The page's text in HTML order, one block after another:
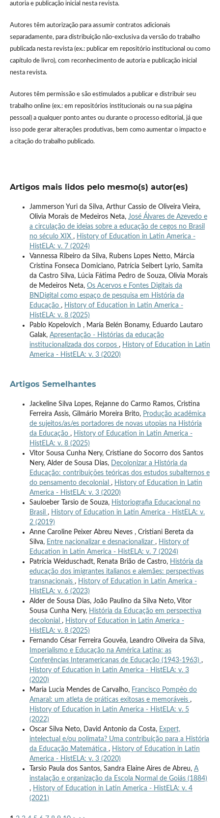
autoria e publicação inicial nesta revista.
Autores têm autorização para assumir contratos adicionais
separadamente, para distribuição não-exclusiva da versão do trabalho
publicada nesta revista (ex.: publicar em repositório institucional ou como
capítulo de livro), com reconhecimento de autoria e publicação inicial
nesta revista.
Autores têm permissão e são estimulados a publicar e distribuir seu
trabalho online (ex.: em repositórios institucionais ou na sua página
pessoal) a qualquer ponto antes ou durante o processo editorial, já que
isso pode gerar alterações produtivas, bem como aumentar o impacto e
a citação do trabalho publicado.
Artigos mais lidos pelo mesmo(s) autor(es)
Jammerson Yuri da Silva, Arthur Cassio de Oliveira Vieira,
Olivia Morais de Medeiros Neta, José Álvares de Azevedo e
a circulação de ideias sobre a educação de cegos no Brasil
no século XIX , History of Education in Latin America -
HistELA: v. 7 (2024)
Vannessa Ribeiro da Silva, Rubens Lopes Netto, Márcia
Cristina Fonseca Domiciano, Patrícia Seibert Lyrio, Samita
da Castro Silva, Lúcia Fátima Pedro de Souza, Olivia Morais
de Medeiros Neta, Os Acervos e Fontes Digitais da
BNDigital como espaço de pesquisa em História da
Educação , History of Education in Latin America -
HistELA: v. 8 (2025)
Pablo Kopelovich , María Belén Bonamy, Eduardo Lautaro
Galak, Apresentação - Histórias da educação
institucionalizada dos corpos , History of Education in Latin
America - HistELA: v. 3 (2020)
Artigos Semelhantes
Jackeline Silva Lopes, Rejanne do Carmo Ramos, Cristina
Ferreira Assis, Gilmário Moreira Brito, Produção acadêmica
de sujeitos/as/es portadores de novas utopias na História
da Educação , History of Education in Latin America -
HistELA: v. 8 (2025)
Vitor Sousa Cunha Nery, Cristiane do Socorro dos Santos
Nery, Alder de Sousa Dias, Decolonizar a História da
Educação: contribuições teóricas dos estudos subalternos e
do pensamento decolonial , History of Education in Latin
America - HistELA: v. 3 (2020)
Sauloeber Tarsio de Souza, Historiografia Educacional no
Brasil , History of Education in Latin America - HistELA: v.
2 (2019)
Anne Caroline Peixer Abreu Neves , Cristiani Bereta da
Silva, Entre nacionalizar e desnacionalizar , History of
Education in Latin America - HistELA: v. 7 (2024)
Patrícia Weiduschadt, Renata Brião de Castro, História da
educação dos imigrantes italianos e alemães: perspectivas
transnacionais , History of Education in Latin America -
HistELA: v. 6 (2023)
Alder de Sousa Dias, João Paulino da Silva Neto, Vitor
Sousa Cunha Nery, História da Educação em perspectiva
decolonial , History of Education in Latin America -
HistELA: v. 8 (2025)
Fernando César Ferreira Gouvêa, Leandro Oliveira da Silva,
Imperialismo e Educação na América Latina: as
Conferências Interamericanas de Educação (1943-1963) ,
History of Education in Latin America - HistELA: v. 3
(2020)
Maria Lucia Mendes de Carvalho, Francisco Pompêo do
Amaral: um atleta de práticas exitosas e memoráveis ,
History of Education in Latin America - HistELA: v. 5
(2022)
Oscar Silva Neto, David Antonio da Costa, Expert,
intelectual e/ou polímata? Uma contribuição para a História
da Educação Matemática , History of Education in Latin
America - HistELA: v. 3 (2020)
Tarsio Paula dos Santos, Sandra Elaine Aires de Abreu, A
instalação e organização da Escola Normal de Goiás (1884)
, History of Education in Latin America - HistELA: v. 4
(2021)